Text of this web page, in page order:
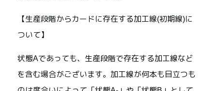
【生産段階からカードに存在する加工線(初期線)に
ついて】
状態Aであっても、生産段階で存在する加工線など
を含む場合がございます。加工線が何本も目立つも